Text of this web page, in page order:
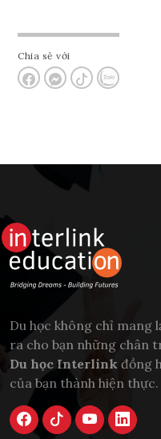
Chia sẻ với
Du học không chỉ mang
ra cho bạn những chân
Du học Interlink đồng
của bạn thành hiện thực.